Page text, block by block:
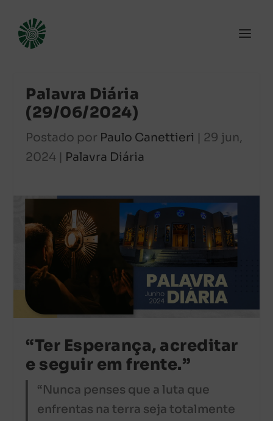
Palavra Diária
(29/06/2024)
Postado por Paulo Canettieri | 29 jun,
2024 | Palavra Diária
“Ter Esperança, acreditar
e seguir em frente.”
“Nunca penses que a luta que
enfrentas na terra seja totalmente